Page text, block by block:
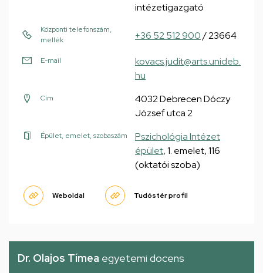
intézetigazgató
Központi telefonszám,
mellék
+36 52 512 900/ 23664
E-mail
kovacs.judit@arts.unideb.
hu
Cím
4032 Debrecen Dóczy
József utca 2
Épület, emelet, szobaszám
Pszichológia Intézet
épület, 1. emelet, 116
(oktatói szoba)
Weboldal Tudóstér profil
Dr. Olajos Tímea egyetemi docens